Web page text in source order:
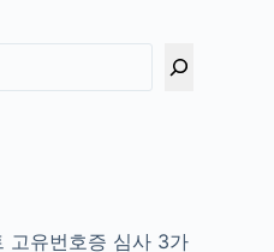
고유번호증 심사 3가